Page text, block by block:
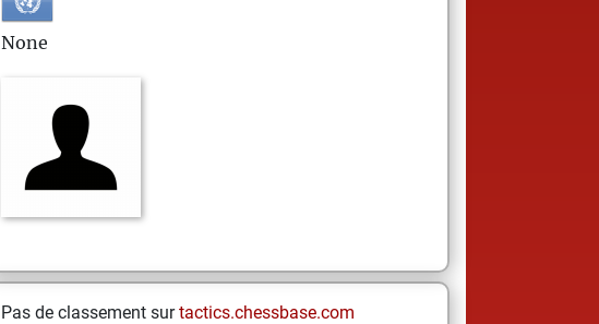
None
Pas de classement surtactics.chessbase.com